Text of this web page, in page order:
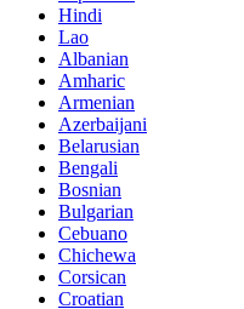
Hindi
Lao
Albanian
Amharic
Armenian
Azerbaijani
Belarusian
Bengali
Bosnian
Bulgarian
Cebuano
Chichewa
Corsican
Croatian